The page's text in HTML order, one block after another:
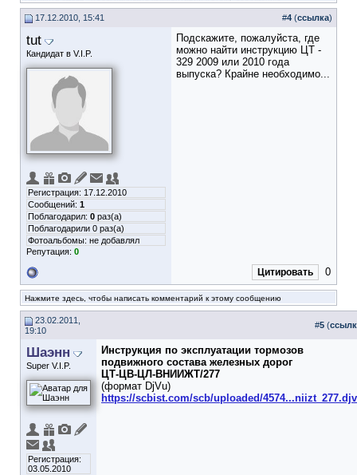
17.12.2010, 15:41 #4 (ссылка)
tut
Кандидат в V.I.P.
Регистрация: 17.12.2010
Сообщений: 1
Поблагодарил: 0 раз(а)
Поблагодарили 0 раз(а)
Фотоальбомы: не добавлял
Репутация: 0
Подскажите, пожалуйста, где
можно найти инструкцию ЦТ -
329 2009 или 2010 года
выпуска? Крайне необходимо...
Цитировать 0
Нажмите здесь, чтобы написать комментарий к этому сообщению
23.02.2011,
19:10
#5 (
Шаэнн
Super V.I.P.
Регистрация:
03.05.2010
Инструкция по эксплуатации тормозов
подвижного состава железных дорог
ЦТ-ЦВ-ЦЛ-ВНИИЖТ/277
(формат DjVu)
https://scbist.com/scb/uploaded/